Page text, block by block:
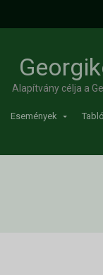
Alapítvány célja a
Események